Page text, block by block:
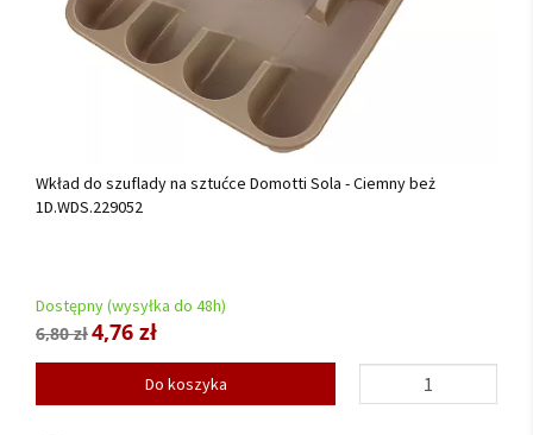
Wkład do szuflady na sztućce Domotti Sola - Ciemny beż
1D.WDS.229052
Dostępny (wysyłka do 48h)
6,80 zł4,76 zł
Do koszyka